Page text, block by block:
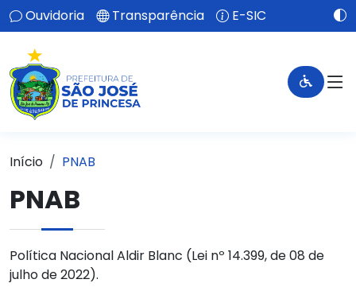
Ouvidoria Transparência E-SIC
Início PNAB
PNAB
Política Nacional Aldir Blanc (Lei nº 14.399, de 08 de
julho de 2022).